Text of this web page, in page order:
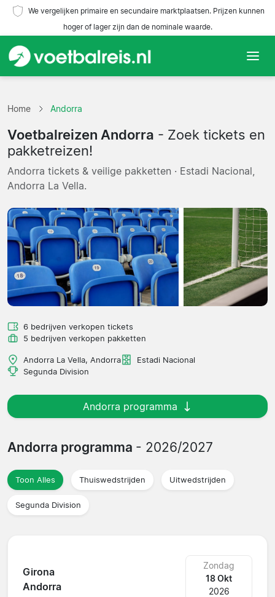
We vergelijken primaire en secundaire marktplaatsen. Prijzen kunnen
hoger of lager zijn dan de nominale waarde.
Teams
Competities
Reisorganisaties
Home Andorra
Voetbalreizen Andorra - Zoek tickets en
pakketreizen!
Andorra tickets & veilige pakketten · Estadi Nacional,
Andorra La Vella.
6 bedrijven verkopen tickets
5 bedrijven verkopen pakketten
Andorra La Vella, Andorra
Estadi Nacional
Segunda Division
Andorra programma
Andorra programma - 2026/2027
Toon Alles Thuiswedstrijden Uitwedstrijden
Segunda Division
Girona
Andorra
Zondag
18 Okt
2026